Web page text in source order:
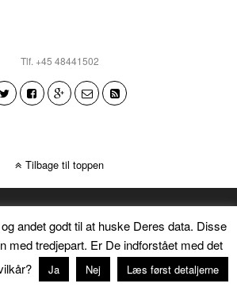
Tlf. +45 48441502
andet godt til at huske Deres data. Disse
med tredjepart. Er De indforstået med det
Ja Nej Læs først detaljerne
Tilbage til toppen